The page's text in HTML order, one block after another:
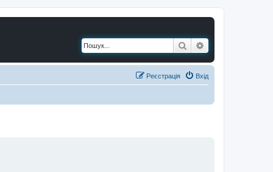
Пошук
Вхід
Реєстрація